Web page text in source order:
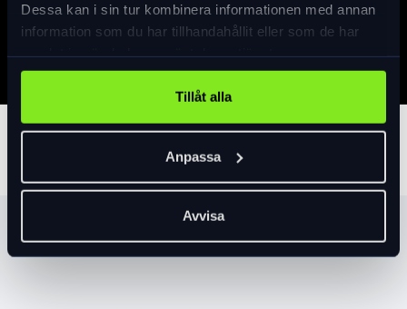
Dessa kan i sin tur kombinera informationen med annan
information som du har tillhandahållit eller som de har
Tillåt alla
Anpassa
Avvisa
Specifikation
Produktrekommendationer